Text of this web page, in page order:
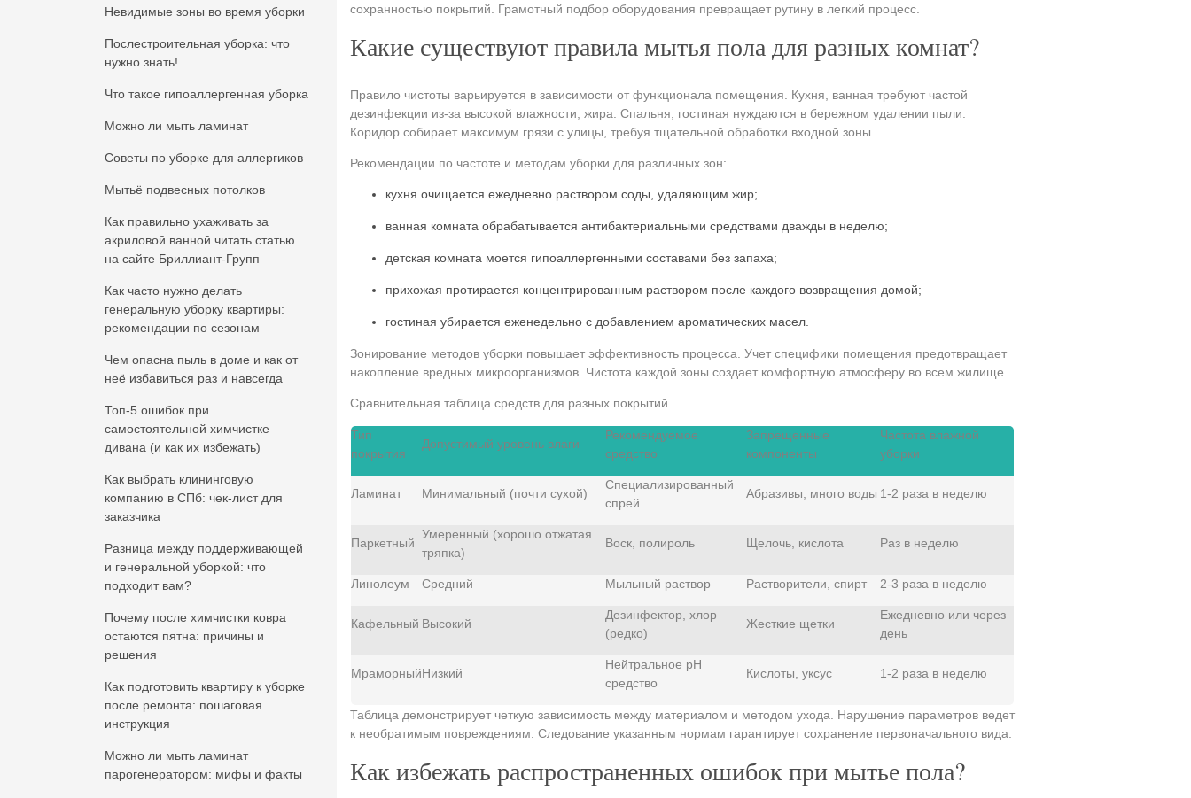
Невидимые зоны во время уборки
Послестроительная уборка: что
нужно знать!
Что такое гипоаллергенная уборка
Можно ли мыть ламинат
Советы по уборке для аллергиков
Мытьё подвесных потолков
Как правильно ухаживать за
акриловой ванной читать статью
на сайте Бриллиант-Групп
Как часто нужно делать
генеральную уборку квартиры:
рекомендации по сезонам
Чем опасна пыль в доме и как от
неё избавиться раз и навсегда
Топ-5 ошибок при
самостоятельной химчистке
дивана (и как их избежать)
Как выбрать клининговую
компанию в СПб: чек-лист для
заказчика
Разница между поддерживающей
и генеральной уборкой: что
подходит вам?
Почему после химчистки ковра
остаются пятна: причины и
решения
Как подготовить квартиру к уборке
после ремонта: пошаговая
инструкция
Можно ли мыть ламинат
парогенератором: мифы и факты
сохранностью покрытий. Грамотный подбор оборудования превращает рутину в легкий процесс.
Какие существуют правила мытья пола для разных комнат?
Правило чистоты варьируется в зависимости от функционала помещения. Кухня, ванная требуют частой
дезинфекции из-за высокой влажности, жира. Спальня, гостиная нуждаются в бережном удалении пыли.
Коридор собирает максимум грязи с улицы, требуя тщательной обработки входной зоны.
Рекомендации по частоте и методам уборки для различных зон:
кухня очищается ежедневно раствором соды, удаляющим жир;
ванная комната обрабатывается антибактериальными средствами дважды в неделю;
детская комната моется гипоаллергенными составами без запаха;
прихожая протирается концентрированным раствором после каждого возвращения домой;
гостиная убирается еженедельно с добавлением ароматических масел.
Зонирование методов уборки повышает эффективность процесса. Учет специфики помещения предотвращает
накопление вредных микроорганизмов. Чистота каждой зоны создает комфортную атмосферу во всем жилище.
Сравнительная таблица средств для разных покрытий
Тип
покрытия
Допустимый уровень влаги
Рекомендуемое
средство
Запрещенные
компоненты
Частота влажной
уборки
Ламинат Минимальный (почти сухой)
Специализированный
спрей
Абразивы, много воды 1-2 раза в неделю
Паркетный
Умеренный (хорошо отжатая
тряпка)
Воск, полироль Щелочь, кислота Раз в неделю
Линолеум Средний Мыльный раствор Растворители, спирт 2-3 раза в неделю
Кафельный Высокий
Дезинфектор, хлор
(редко)
Жесткие щетки
Ежедневно или через
день
МраморныйНизкий
Нейтральное pH
средство
Кислоты, уксус 1-2 раза в неделю
Таблица демонстрирует четкую зависимость между материалом и методом ухода. Нарушение параметров ведет
к необратимым повреждениям. Следование указанным нормам гарантирует сохранение первоначального вида.
Как избежать распространенных ошибок при мытье пола?